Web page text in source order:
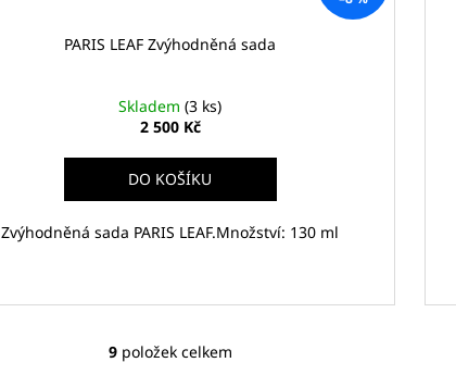
PARIS LEAF Zvýhodněná sada
Skladem(3 ks)
2 500 Kč
DO KOŠÍKU
Zvýhodněná sada PARIS LEAF.Množství: 130 ml
O
9 položek celkem